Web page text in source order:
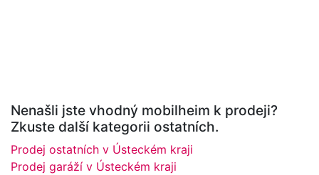
Nenašli jste vhodný mobilheim k prodeji?
Zkuste další kategorii ostatních.
Prodej ostatních v Ústeckém kraji
Prodej garáží v Ústeckém kraji